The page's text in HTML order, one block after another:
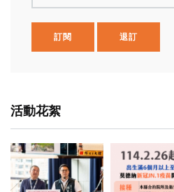
訂閱 退訂
活動花絮